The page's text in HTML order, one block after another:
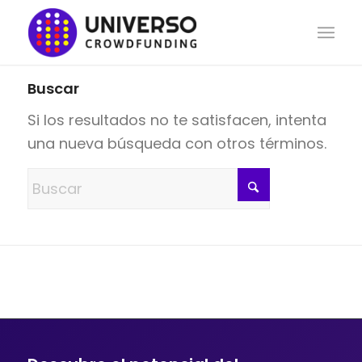
Buscar
Si los resultados no te satisfacen, intenta
una nueva búsqueda con otros términos.